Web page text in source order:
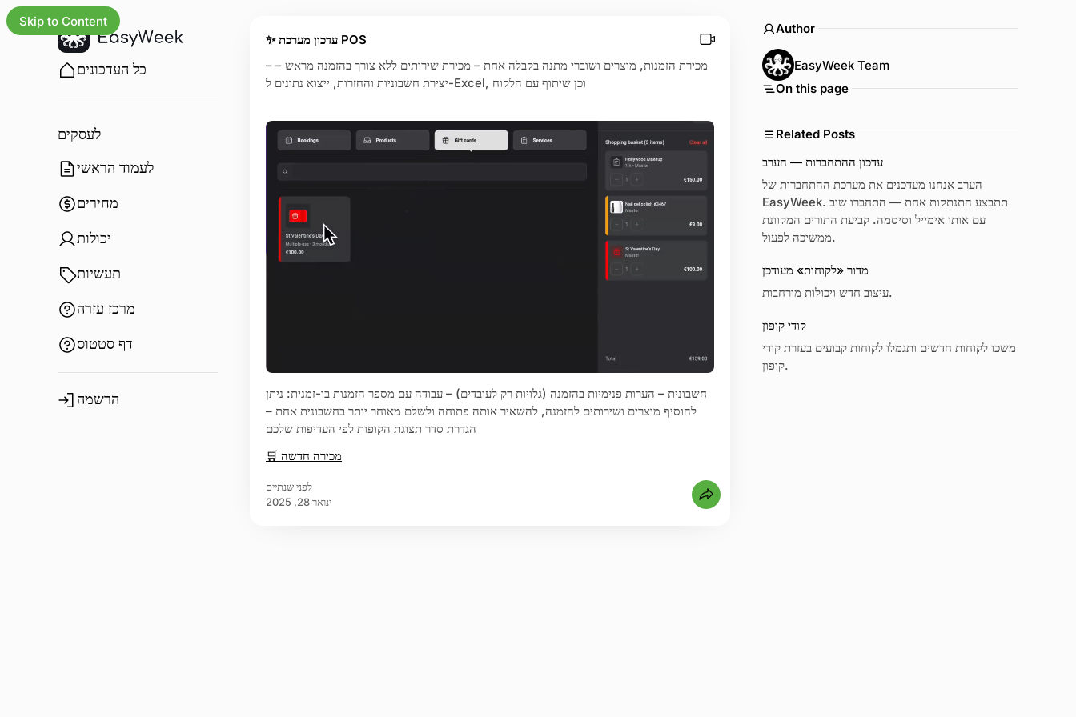
Skip to Content
כל העדכונים
לעסקים
לעמוד הראשי
מחירים
יכולות
תעשיות
מרכז עזרה
דף סטטוס
הרשמה
✨ עדכון מערכת POS
– מכירת הזמנות, מוצרים ושוברי מתנה בקבלה אחת – מכירת שירותים ללא צורך בהזמנה מראש –
יצירת חשבוניות והחזרות, ייצוא נתונים ל-Excel, וכן שיתוף עם הלקוח
חשבונית – הערות פנימיות בהזמנה (גלויות רק לעובדים) – עבודה עם מספר הזמנות בו-זמנית: ניתן
להוסיף מוצרים ושירותים להזמנה, להשאיר אותה פתוחה ולשלם מאוחר יותר בחשבונית אחת –
הגדרת סדר תצוגת הקופות לפי העדיפות שלכם
🛒 מכירה חדשה
לפני שנתיים
ינואר 28, 2025
Author
EasyWeek Team
On this page
Related Posts
עדכון ההתחברות — הערב
הערב אנחנו מעדכנים את מערכת ההתחברות של
EasyWeek. תתבצע התנתקות אחת — התחברו שוב
עם אותו אימייל וסיסמה. קביעת התורים המקוונת
ממשיכה לפעול.
מדור «לקוחות» מעודכן
עיצוב חדש ויכולות מורחבות.
קודי קופון
משכו לקוחות חדשים ותגמלו לקוחות קבועים בעזרת קודי
קופון.